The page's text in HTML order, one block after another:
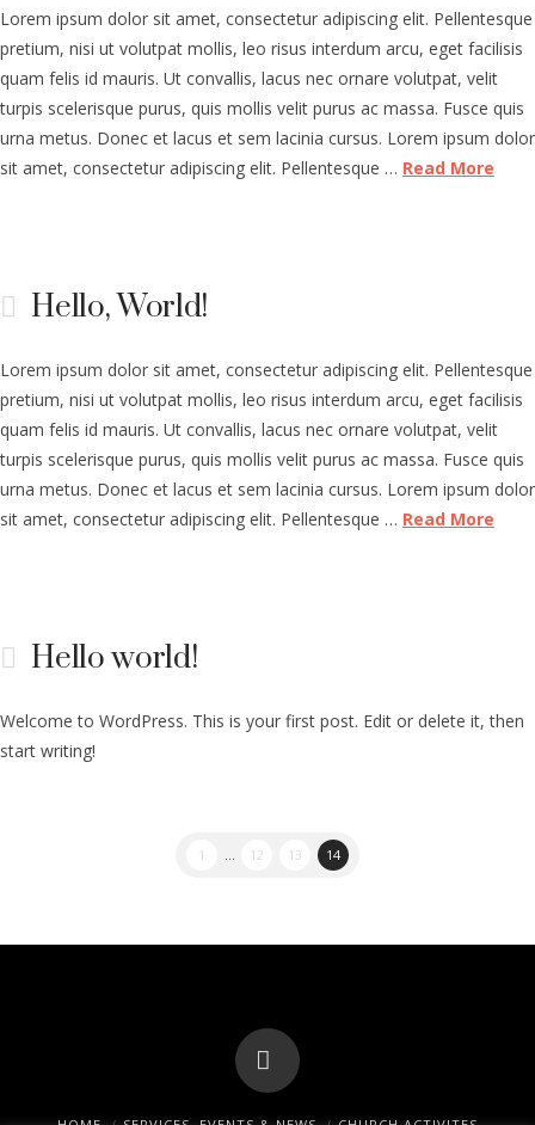
Lorem ipsum dolor sit amet, consectetur adipiscing elit. Pellentesque
pretium, nisi ut volutpat mollis, leo risus interdum arcu, eget facilisis
quam felis id mauris. Ut convallis, lacus nec ornare volutpat, velit
turpis scelerisque purus, quis mollis velit purus ac massa. Fusce quis
urna metus. Donec et lacus et sem lacinia cursus. Lorem ipsum dolor
sit amet, consectetur adipiscing elit. Pellentesque … Read More
Hello, World!
Lorem ipsum dolor sit amet, consectetur adipiscing elit. Pellentesque
pretium, nisi ut volutpat mollis, leo risus interdum arcu, eget facilisis
quam felis id mauris. Ut convallis, lacus nec ornare volutpat, velit
turpis scelerisque purus, quis mollis velit purus ac massa. Fusce quis
urna metus. Donec et lacus et sem lacinia cursus. Lorem ipsum dolor
sit amet, consectetur adipiscing elit. Pellentesque … Read More
Hello world!
Welcome to WordPress. This is your first post. Edit or delete it, then
start writing!
1 12 13 14